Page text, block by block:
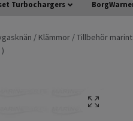
Turbochargers
/ Klämmor / Tillbehör